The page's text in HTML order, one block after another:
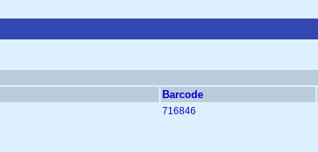
Barcode
716846